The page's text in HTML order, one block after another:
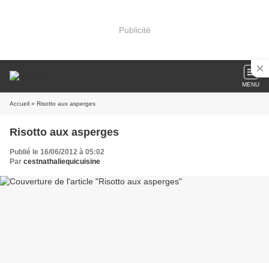
Publicité
MENU
Accueil » Risotto aux asperges
Risotto aux asperges
Publié le 16/06/2012 à 05:02
Par cestnathaliequicuisine